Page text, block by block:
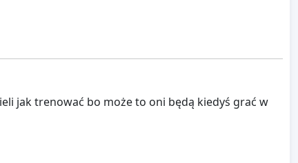
jak trenować bo może to oni będą kiedyś grać w